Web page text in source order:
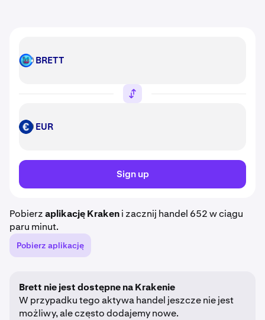
BRETT BRETT
EUR EUR
Sign up
Pobierzaplikację Krakeni zacznij handel 652 w ciągu
paru minut.
Pobierz aplikację
Brett nie jest dostępne na Krakenie
W przypadku tego aktywa handel jeszcze nie jest
możliwy, ale często dodajemy nowe.